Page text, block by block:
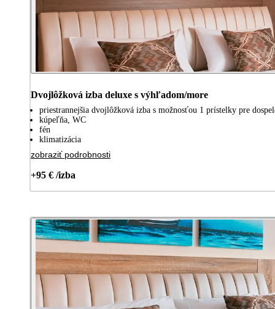
Dvojlôžková izba deluxe s výhľadom/more
priestrannejšia dvojlôžková izba s možnosťou 1 prístelky pre
kúpeľňa, WC
fén
klimatizácia
zobraziť podrobnosti
+95 € /izba